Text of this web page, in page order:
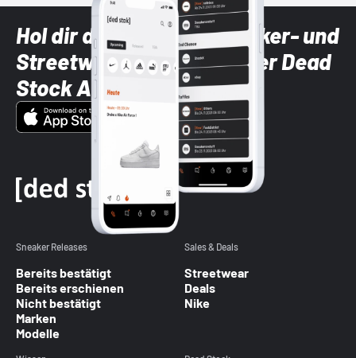
Hol dir die neuesten Sneaker- und
Streetwear-Brands mit der Dead
Stock App
Sneaker Releases
Bereits bestätigt
Bereits erschienen
Nicht bestätigt
Marken
Modelle
Sales & Deals
Streetwear
Deals
Nike